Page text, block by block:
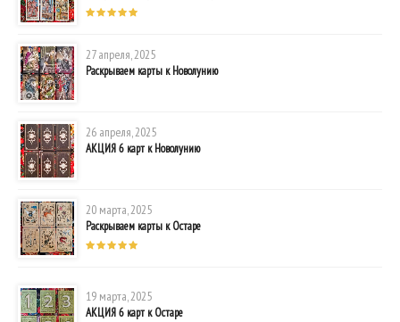
27 апреля, 2025
Раскрываем карты к Новолунию
26 апреля, 2025
АКЦИЯ 6 карт к Новолунию
20 марта, 2025
Раскрываем карты к Остаре
19 марта, 2025
АКЦИЯ 6 карт к Остаре